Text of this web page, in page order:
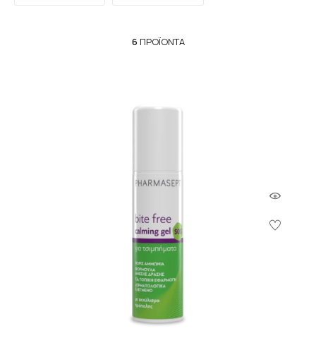
6 ΠΡΟΪΌΝΤΑ